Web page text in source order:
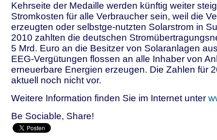
Kehrseite der Medaille werden künftig weiter
Stromkosten für alle Verbraucher sein, weil die
erzeugten oder selbstge-nutzten Solarstrom in
2010 zahlten die deutschen
5 Mrd. Euro an die Besitzer von Solaranlagen
EEG-Vergütungen flossen an alle Inhaber von
erneuerbare Energien erzeugen. Die Zahlen für
aktuell noch nicht vor.
Weitere Information finden Sie im Internet unter
Be Sociable, Share!